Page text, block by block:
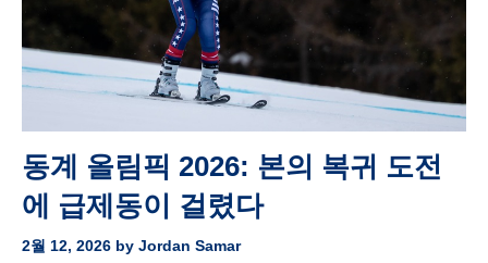
동계 올림픽 2026: 본의 복귀 도전
에 급제동이 걸렸다
2월 12, 2026 by Jordan Samar